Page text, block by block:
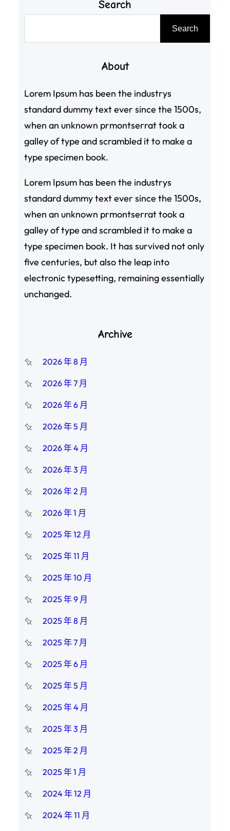
Search
Search
About
Lorem Ipsum has been the industrys
standard dummy text ever since the 1500s,
when an unknown prmontserrat took a
galley of type and scrambled it to make a
type specimen book.
Lorem Ipsum has been the industrys
standard dummy text ever since the 1500s,
when an unknown prmontserrat took a
galley of type and scrambled it to make a
type specimen book. It has survived not only
five centuries, but also the leap into
electronic typesetting, remaining essentially
unchanged.
Archive
2026 年 8 月
2026 年 7 月
2026 年 6 月
2026 年 5 月
2026 年 4 月
2026 年 3 月
2026 年 2 月
2026 年 1 月
2025 年 12 月
2025 年 11 月
2025 年 10 月
2025 年 9 月
2025 年 8 月
2025 年 7 月
2025 年 6 月
2025 年 5 月
2025 年 4 月
2025 年 3 月
2025 年 2 月
2025 年 1 月
2024 年 12 月
2024 年 11 月